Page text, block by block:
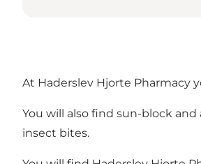
At Haderslev Hjorte Pharmacy
You will also find sun-block
insect bites.